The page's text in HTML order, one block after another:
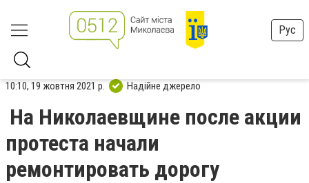
Рус
10:10, 19 жовтня 2021 р. Надійне джерело
На Николаевщине после акции
протеста начали
ремонтировать дорогу